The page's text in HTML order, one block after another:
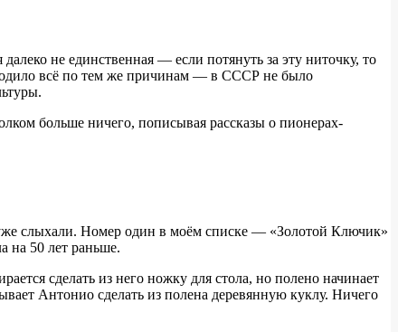
далеко не единственная — если потянуть за эту ниточку, то
всё по тем же причинам — в СССР не было
больше ничего, пописывая рассказы о пионерах-
слыхали. Номер один в моём списке — «Золотой Ключик»
на 50 лет раньше.
сделать из него ножку для стола, но полено начинает
Антонио сделать из полена деревянную куклу. Ничего